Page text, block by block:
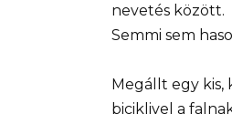
nevetés között.
Semmi sem
Megállt egy kis,
biciklivel a